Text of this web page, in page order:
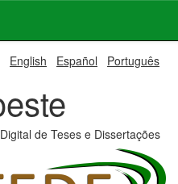
English Español Português
de Teses e Dissertações